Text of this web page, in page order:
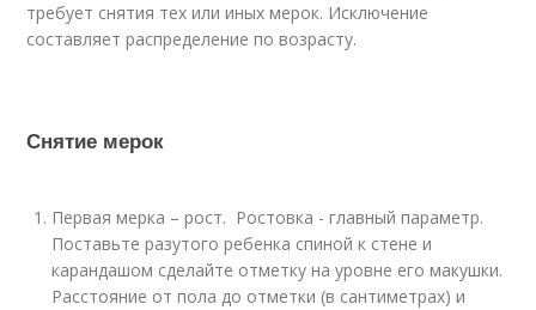
требует снятия тех или иных мерок. Исключение
составляет распределение по возрасту.
Снятие мерок
Первая мерка – рост. Ростовка - главный параметр.
Поставьте разутого ребенка спиной к стене и
карандашом сделайте отметку на уровне его макушки.
Расстояние от пола до отметки (в сантиметрах) и